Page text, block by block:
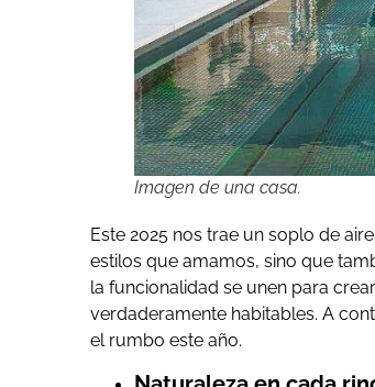
Imagen de una casa.
Este 2025 nos trae un soplo de
estilos que amamos, sino que
la funcionalidad se unen para
verdaderamente habitables. A
el rumbo este año.